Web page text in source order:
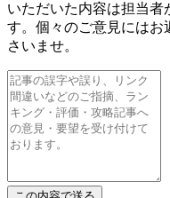
いただいた内容は担当者
す。個々のご意見にはお
さいませ。